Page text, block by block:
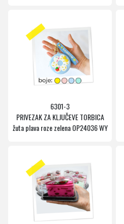
6301-3
PRIVEZAK ZA KLJUČEVE TORBICA
žuta plava roze zelena OP24036 WY